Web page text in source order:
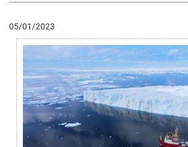
05/01/2023